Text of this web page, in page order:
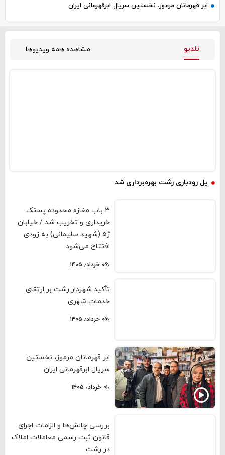
ابر قهرمانان مرموز، نخستین سریال ابرقهرمانی ایران
تلدیو مشاهده همه ویدیوها
۳ باب مغازه محدوده پستک
خریداری و تخریب شد / خیابان
ژ۵ (شهید سلیمانی) به زودی
افتتاح می‌شود
۰۶٫ خرداد٫ ۱۴۰۵
تأکید شهردار رشت بر ارتقای
خدمات شهری
۰۶٫ خرداد٫ ۱۴۰۵
ابر قهرمانان مرموز، نخستین
سریال ابرقهرمانی ایران
۰۱٫ خرداد٫ ۱۴۰۵
بررسی چالش‌ها و الزامات اجرای
قانون ثبت رسمی معاملات املاک
در رشت
پل رودباری رشت بهره‌برداری شد